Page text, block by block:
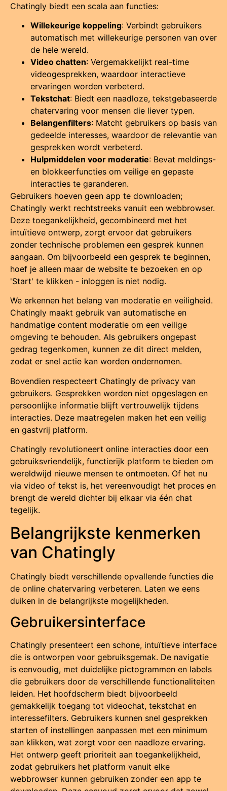
Chatingly biedt een scala aan functies:
Willekeurige koppeling: Verbindt gebruikers
automatisch met willekeurige personen van over
de hele wereld.
Video chatten: Vergemakkelijkt real-time
videogesprekken, waardoor interactieve
ervaringen worden verbeterd.
Tekstchat: Biedt een naadloze, tekstgebaseerde
chatervaring voor mensen die liever typen.
Belangenfilters: Matcht gebruikers op basis van
gedeelde interesses, waardoor de relevantie van
gesprekken wordt verbeterd.
Hulpmiddelen voor moderatie: Bevat meldings-
en blokkeerfuncties om veilige en gepaste
interacties te garanderen.
Gebruikers hoeven geen app te downloaden;
Chatingly werkt rechtstreeks vanuit een webbrowser.
Deze toegankelijkheid, gecombineerd met het
intuïtieve ontwerp, zorgt ervoor dat gebruikers
zonder technische problemen een gesprek kunnen
aangaan. Om bijvoorbeeld een gesprek te beginnen,
hoef je alleen maar de website te bezoeken en op
'Start' te klikken - inloggen is niet nodig.
We erkennen het belang van moderatie en veiligheid.
Chatingly maakt gebruik van automatische en
handmatige content moderatie om een veilige
omgeving te behouden. Als gebruikers ongepast
gedrag tegenkomen, kunnen ze dit direct melden,
zodat er snel actie kan worden ondernomen.
Bovendien respecteert Chatingly de privacy van
gebruikers. Gesprekken worden niet opgeslagen en
persoonlijke informatie blijft vertrouwelijk tijdens
interacties. Deze maatregelen maken het een veilig
en gastvrij platform.
Chatingly revolutioneert online interacties door een
gebruiksvriendelijk, functierijk platform te bieden om
wereldwijd nieuwe mensen te ontmoeten. Of het nu
via video of tekst is, het vereenvoudigt het proces en
brengt de wereld dichter bij elkaar via één chat
tegelijk.
Belangrijkste kenmerken
van Chatingly
Chatingly biedt verschillende opvallende functies die
de online chatervaring verbeteren. Laten we eens
duiken in de belangrijkste mogelijkheden.
Gebruikersinterface
Chatingly presenteert een schone, intuïtieve interface
die is ontworpen voor gebruiksgemak. De navigatie
is eenvoudig, met duidelijke pictogrammen en labels
die gebruikers door de verschillende functionaliteiten
leiden. Het hoofdscherm biedt bijvoorbeeld
gemakkelijk toegang tot videochat, tekstchat en
interessefilters. Gebruikers kunnen snel gesprekken
starten of instellingen aanpassen met een minimum
aan klikken, wat zorgt voor een naadloze ervaring.
Het ontwerp geeft prioriteit aan toegankelijkheid,
zodat gebruikers het platform vanuit elke
webbrowser kunnen gebruiken zonder een app te